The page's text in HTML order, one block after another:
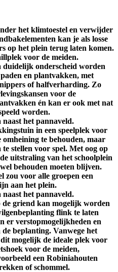
het klimtoestel en verwijder
kan je als losse
op het plein terug laten komen.
voor de meiden.
duidelijk onderscheid worden
en plantvakken, met
of halfverharding. Zo
voor de
én kan er ook met nat
worden.
naast het pannaveld.
in een speelplek voor
omheining te behouden, maar
stellen voor spel. Met oog op
uitstraling van het schoolplein
behouden moeten blijven.
zou voor alle groepen een
aan het plein.
naast het pannaveld.
de griend kan mogelijk worden
flink te laten
er verstopmogelijkheden en
beplanting. Vanwege het
mogelijk de ideale plek voor
voor de meiden,
een Robiniahouten
of schommel.